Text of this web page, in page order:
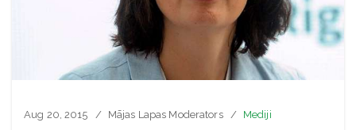
Aug 20, 2015 Mājas Lapas Moderators
Mediji